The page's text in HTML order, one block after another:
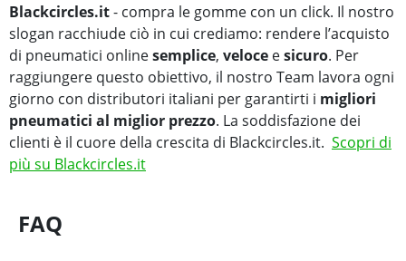
Blackcircles.it- compra le gomme con un click. Il nostro
slogan racchiude ciò in cui crediamo: rendere l’acquisto
di pneumatici onlinesemplice, veloce esicuro. Per
raggiungere questo obiettivo, il nostro Team lavora ogni
giorno con distributori italiani per garantirti i migliori
pneumatici al miglior prezzo. La soddisfazione dei
clienti è il cuore della crescita di Blackcircles.it. Scopri di
più su Blackcircles.it
FAQ